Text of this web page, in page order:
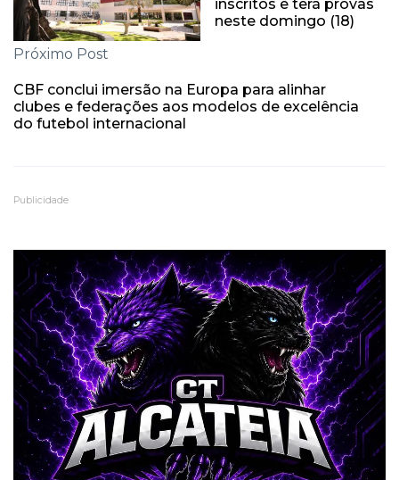
inscritos e terá provas
neste domingo (18)
Próximo Post
CBF conclui imersão na Europa para alinhar
clubes e federações aos modelos de excelência
do futebol internacional
Publicidade